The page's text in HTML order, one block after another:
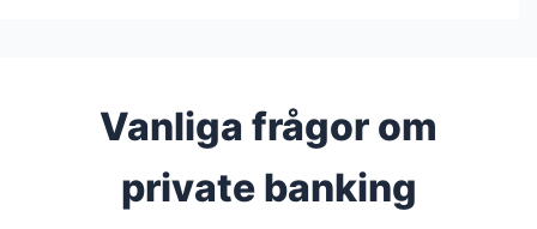
Vanliga frågor om
private banking